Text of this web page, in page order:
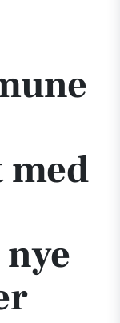
nytårskur og